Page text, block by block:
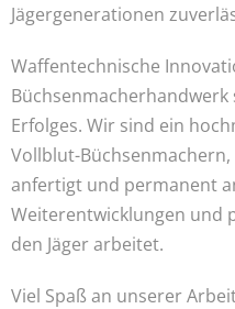
Jägergenerationen
Waffentechnische
Erfolges. Wir sind ein
Vollblut-
anfertigt und permanent
Weiterentwicklungen und
den Jäger arbeitet.
Viel Spaß an unserer